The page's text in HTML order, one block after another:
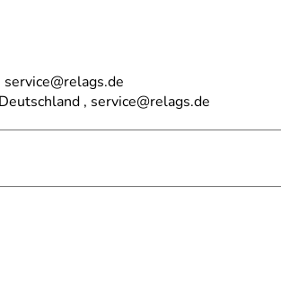
, service@relags.de